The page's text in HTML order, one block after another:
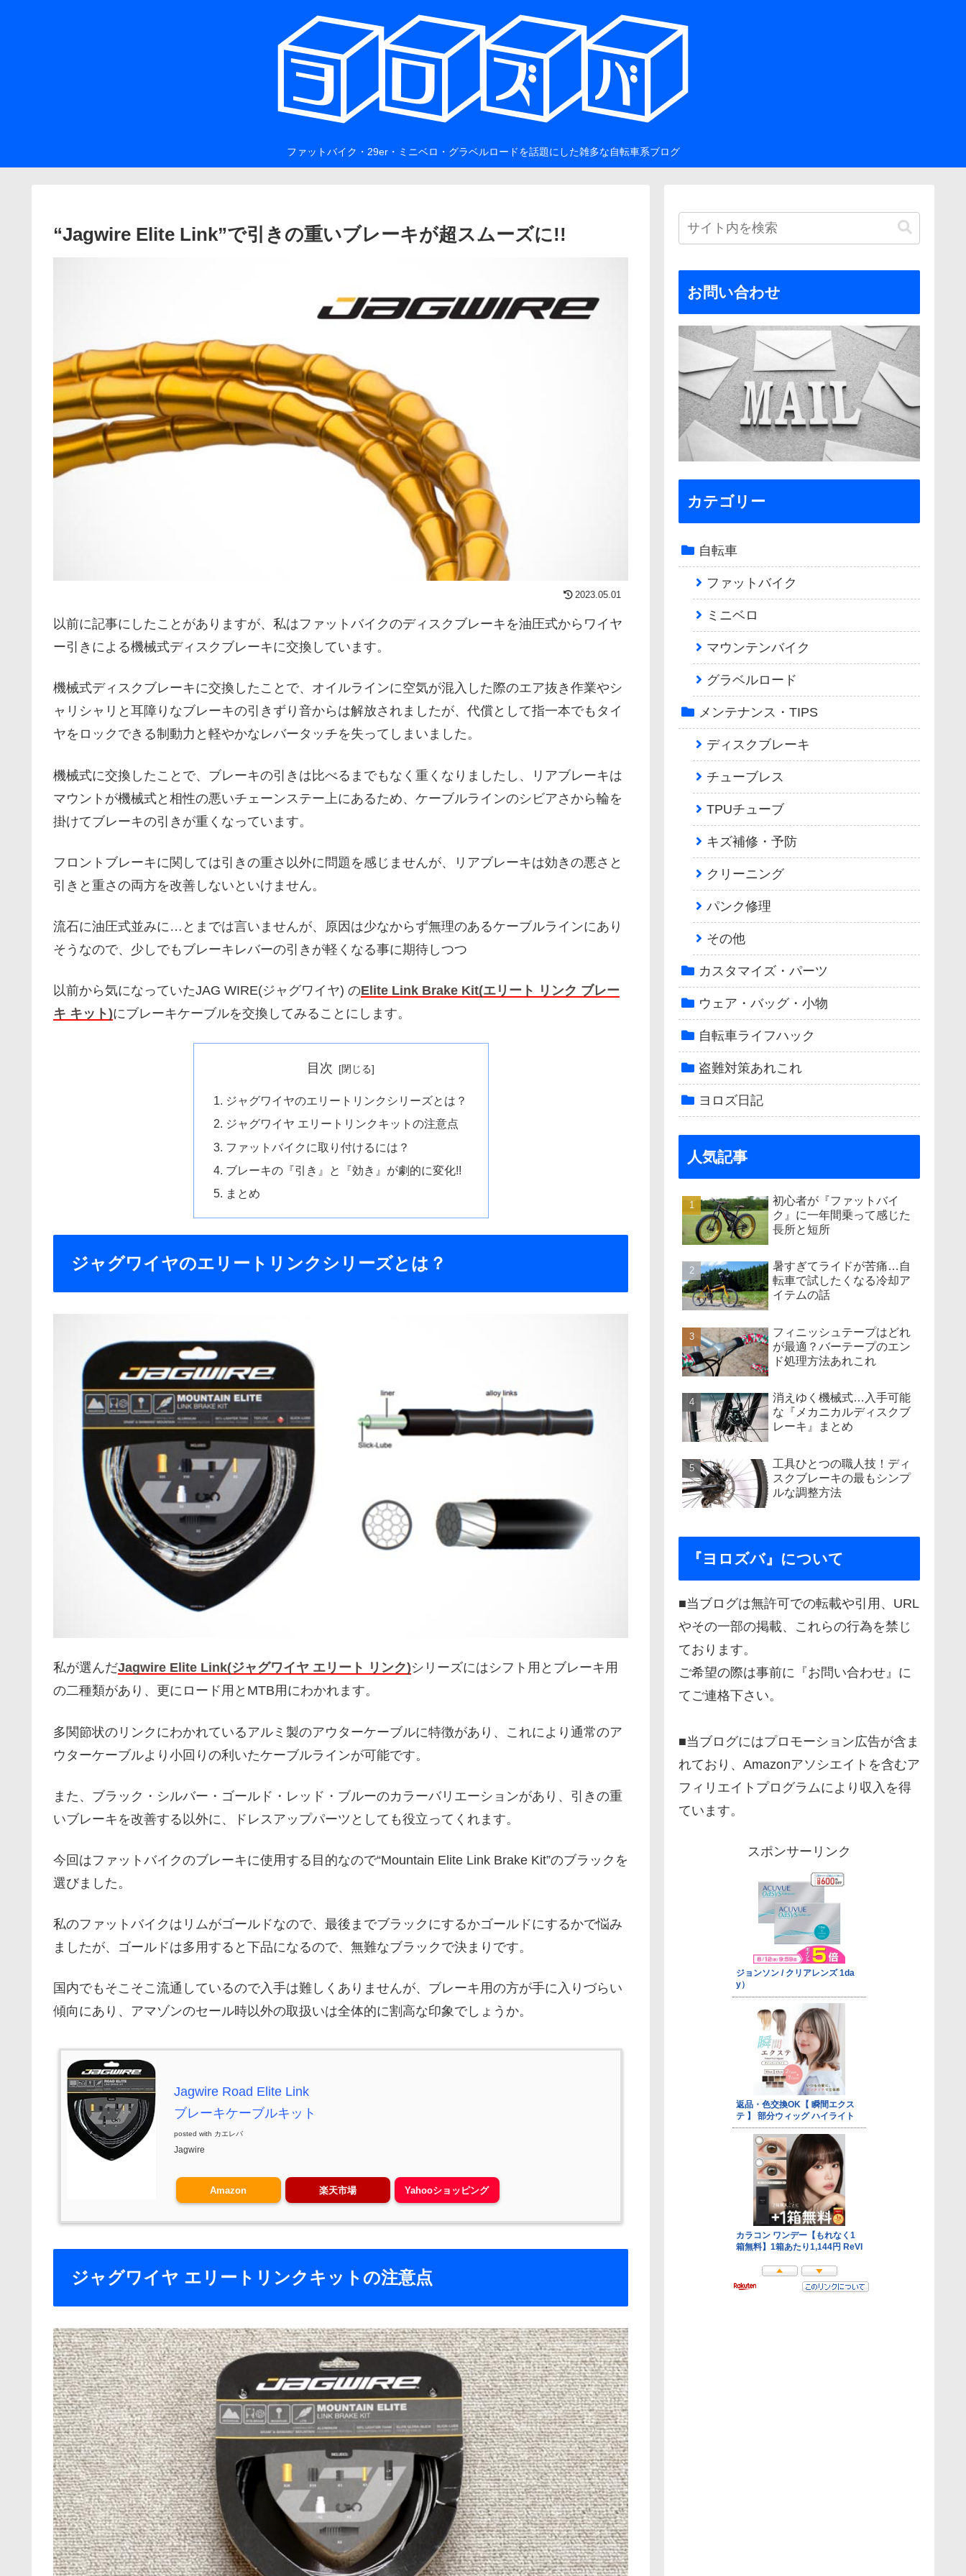
ファットバイク・29er・ミニベロ・グラベルロードを話題にした雑多な自転車系ブログ
“Jagwire Elite Link”で引きの重いブレーキが超スムーズに!!
2023.05.01
以前に記事にしたことがありますが、私はファットバイクのディスクブレーキを油圧式からワイヤ
ー引きによる機械式ディスクブレーキに交換しています。
機械式ディスクブレーキに交換したことで、オイルラインに空気が混入した際のエア抜き作業やシ
ャリシャリと耳障りなブレーキの引きずり音からは解放されましたが、代償として指一本でもタイ
ヤをロックできる制動力と軽やかなレバータッチを失ってしまいました。
機械式に交換したことで、ブレーキの引きは比べるまでもなく重くなりましたし、リアブレーキは
マウントが機械式と相性の悪いチェーンステー上にあるため、ケーブルラインのシビアさから輪を
掛けてブレーキの引きが重くなっています。
フロントブレーキに関しては引きの重さ以外に問題を感じませんが、リアブレーキは効きの悪さと
引きと重さの両方を改善しないといけません。
流石に油圧式並みに…とまでは言いませんが、原因は少なからず無理のあるケーブルラインにあり
そうなので、少しでもブレーキレバーの引きが軽くなる事に期待しつつ
以前から気になっていたJAG WIRE(ジャグワイヤ) のElite Link Brake Kit(エリート リンク ブレー
キ キット)にブレーキケーブルを交換してみることにします。
目次
ジャグワイヤのエリートリンクシリーズとは？
ジャグワイヤ エリートリンクキットの注意点
ファットバイクに取り付けるには？
ブレーキの『引き』と『効き』が劇的に変化!!
まとめ
ジャグワイヤのエリートリンクシリーズとは？
私が選んだJagwire Elite Link(ジャグワイヤ エリート リンク)シリーズにはシフト用とブレーキ用
の二種類があり、更にロード用とMTB用にわかれます。
多関節状のリンクにわかれているアルミ製のアウターケーブルに特徴があり、これにより通常のア
ウターケーブルより小回りの利いたケーブルラインが可能です。
また、ブラック・シルバー・ゴールド・レッド・ブルーのカラーバリエーションがあり、引きの重
いブレーキを改善する以外に、ドレスアップパーツとしても役立ってくれます。
今回はファットバイクのブレーキに使用する目的なので“Mountain Elite Link Brake Kit”のブラックを
選びました 。
私のファットバイクはリムがゴールドなので、最後までブラックにするかゴールドにするかで悩み
ましたが、ゴールドは多用すると下品になるので、無難なブラックで決まりです。
国内でもそこそこ流通しているので入手は難しくありませんが、ブレーキ用の方が手に入りづらい
傾向にあり、アマゾンのセール時以外の取扱いは全体的に割高な印象でしょうか。
Jagwire Road Elite Link
ブレーキケーブルキット
posted with カエレバ
Jagwire
Amazon 楽天市場 Yahooショッピング
ジャグワイヤ エリートリンクキットの注意点
お問い合わせ
カテゴリー
自転車
ファットバイク
ミニベロ
マウンテンバイク
グラベルロード
メンテナンス・TIPS
ディスクブレーキ
チューブレス
TPUチューブ
キズ補修・予防
クリーニング
パンク修理
その他
カスタマイズ・パーツ
ウェア・バッグ・小物
自転車ライフハック
盗難対策あれこれ
ヨロズ日記
人気記事
初心者が『ファットバイ
ク』に一年間乗って感じた
長所と短所
暑すぎてライドが苦痛…自
転車で試したくなる冷却ア
イテムの話
フィニッシュテープはどれ
が最適？バーテープのエン
ド処理方法あれこれ
消えゆく機械式…入手可能
な『メカニカルディスクブ
レーキ』まとめ
工具ひとつの職人技！ディ
スクブレーキの最もシンプ
ルな調整方法
『ヨロズバ』について
■当ブログは無許可での転載や引用、URL
やその一部の掲載、これらの行為を禁じ
ております。
ご希望の際は事前に『お問い合わせ』に
てご連格下さい。
■当ブログにはプロモーション広告が含ま
れており、Amazonアソシエイトを含むア
フィリエイトプログラムにより収入を得
ています。
スポンサーリンク